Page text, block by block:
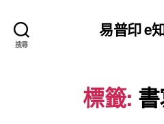
搜尋
易普印 e
標籤: